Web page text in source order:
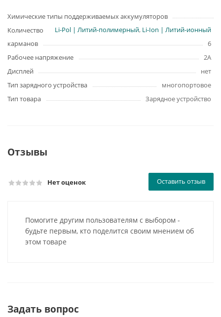
Химические типы поддерживаемых аккумуляторов
Li-Pol | Литий-полимерный, Li-Ion | Литий-ионный
Количество
карманов
6
Рабочее напряжение
2A
Дисплей
нет
Тип зарядного устройства
многопортовое
Тип товара
Зарядное устройство
Отзывы
Нет оценок Оставить отзыв
Помогите другим пользователям с выбором -
будьте первым, кто поделится своим мнением об
этом товаре
Задать вопрос